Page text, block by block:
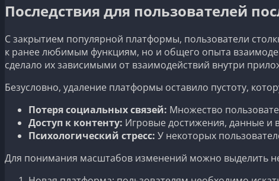
Последствия для пользователей
С закрытием популярной платформы, пользователи
к ранее любимым функциям, но и общего опыта
сделало их зависимыми от взаимодействий внутри
Безусловно, удаление платформы оставило пустоту,
Потеря социальных связей: Множество
Доступ к контенту: Игровые достижения, данные и
Психологический стресс: У некоторых
Для понимания масштабов изменений можно выделить